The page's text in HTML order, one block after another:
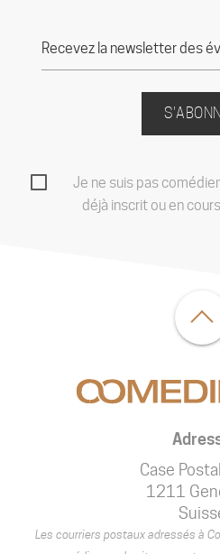
Je ne suis pas
déjà inscrit ou en
Case
1211
Les courriers postaux adressés à